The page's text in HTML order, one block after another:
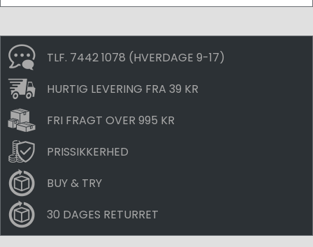
TLF. 7442 1078 (HVERDAGE 9-17)
HURTIG LEVERING FRA 39 KR
FRI FRAGT OVER 995 KR
PRISSIKKERHED
BUY & TRY
30 DAGES RETURRET